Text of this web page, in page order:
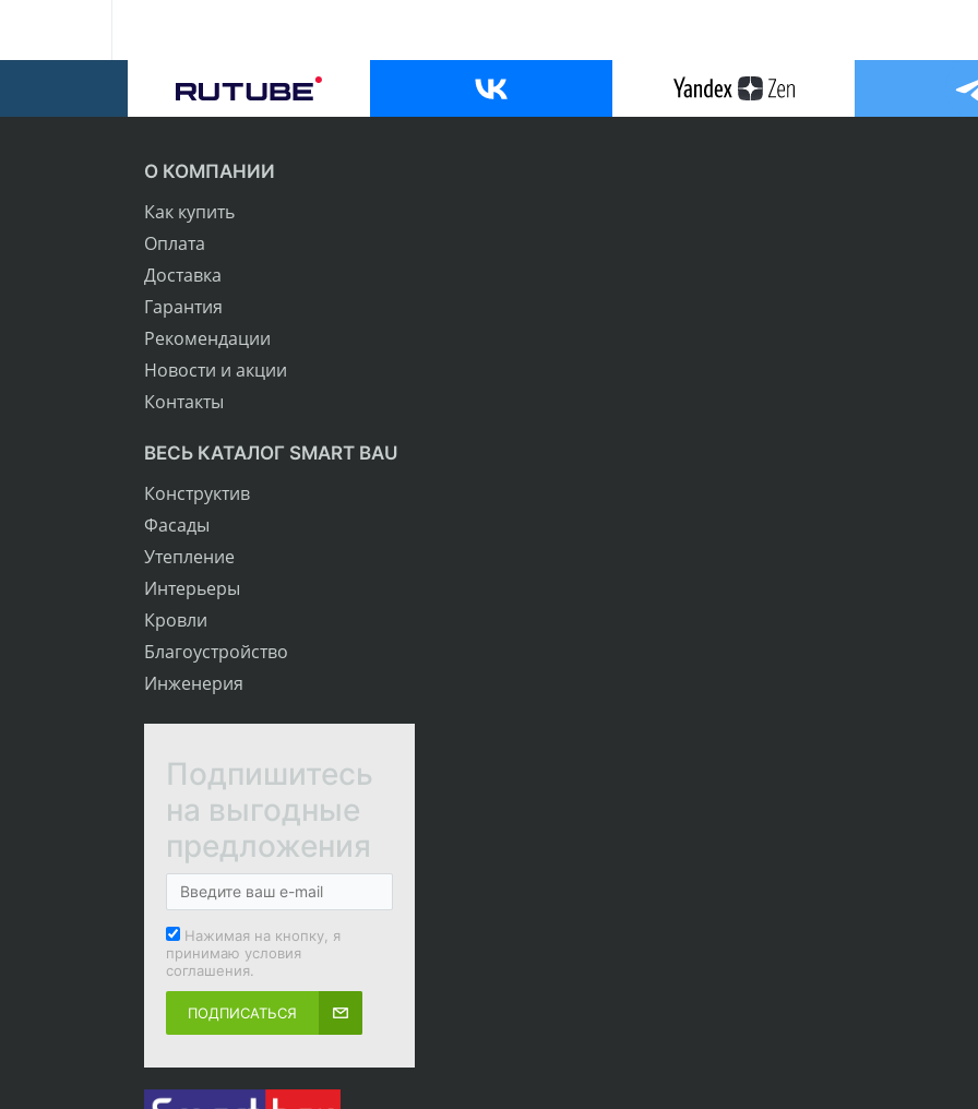
О КОМПАНИИ
Как купить
Оплата
Доставка
Гарантия
Рекомендации
Новости и акции
Контакты
ВЕСЬ КАТАЛОГ SMART BAU
Конструктив
Фасады
Утепление
Интерьеры
Кровли
Благоустройство
Инженерия
Подпишитесь
на выгодные
предложения
Нажимая на кнопку, я
принимаю условия
соглашения.
ПОДПИСАТЬСЯ